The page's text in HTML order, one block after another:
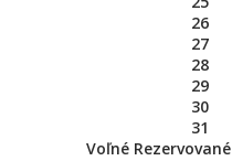
26
27
28
29
30
31
Voľné Rezervované